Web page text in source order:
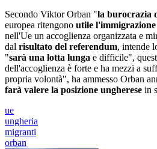
Secondo Viktor Orban "la burocrazia
europea ritengono utile l'immigrazione
nell'Ue un accoglienza organizzata e
dal risultato del referendum, intende
"sarà una lotta lunga e difficile",
dell'accoglienza è forte e ha mezzi a
propria volontà", ha ammesso Orban
farà valere la posizione ungherese in
ue
ungheria
migranti
orban